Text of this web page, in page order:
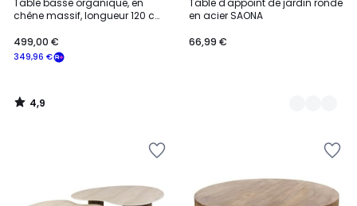
Table basse organique, en
chêne massif, longueur 120 cm,
349,96 €
499,00 €
4,9
/
Table d'appoint de jardin ronde
en acier SAONA
66,99 €
Couleurs